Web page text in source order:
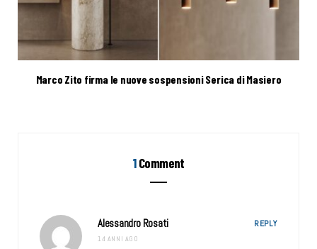
Marco Zito firma le nuove sospensioni Serica di Masiero
1Comment
Alessandro Rosati
14 ANNI AGO
REPLY